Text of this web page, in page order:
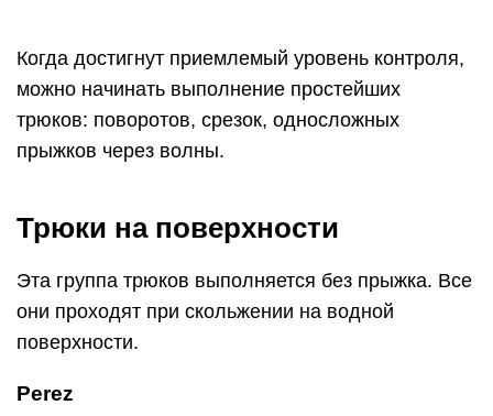
Красивый подрез в сторону волны и грациозное
скольжение с вращением в 360 градусов без
отрыва от поверхности
Вейкборд разворачивается на 90 градусов на
поверхности, плавники подымаются над водой,
брызг.